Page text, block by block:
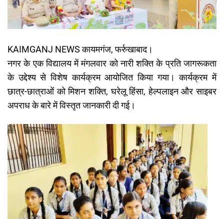
KAIMGANJ NEWS कायमगंज, फर्रुखाबाद।
नगर के एक विद्यालय में मंगलवार को नारी शक्ति के प्रति जागरूकता
के उद्देश्य से विशेष कार्यक्रम आयोजित किया गया। कार्यक्रम में
छात्र-छात्राओं को मिशन शक्ति, घरेलू हिंसा, हेल्पलाइन और साइबर
अपराध के बारे में विस्तृत जानकारी दी गई।